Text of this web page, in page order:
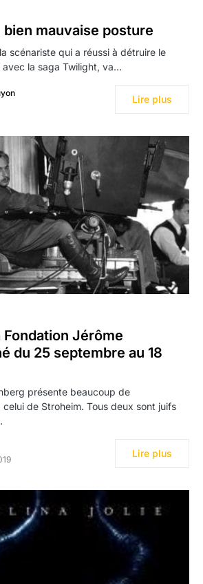
mauvaise posture
scénariste qui a réussi à détruire le
la saga Twilight, va…
Lire plus
Jérôme
du 25 septembre au 18
présente beaucoup de
de Stroheim. Tous deux sont juifs
Lire plus